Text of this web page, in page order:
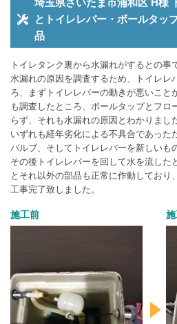
とトイレレバー・ボールタッ
品
トイレタンク裏から水漏れがするとの事
水漏れの原因を調査するため、トイレレ
ろ、まずトイレレバーの動きが悪いこと
も調査したところ、ボールタップとフロ
らず、それも水漏れの原因とわかりまし
いずれも経年劣化による不具合であった
バルブ、そしてトイレレバーを新しいも
その後トイレレバーを回して水を流した
とそれ以外の部品も正常に作動しており
工事完了致しました。
施工前